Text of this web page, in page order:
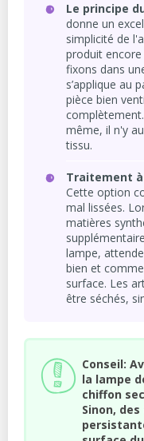
Le principe
donne un
simplicité de
produit
fixons dans
s’applique au
pièce bien
même, il n'y
tissu.
Traitement à
Cette option
mal lissées.
matières
lampe,
bien et
surface. Les
être séchés,
Conseil:
la lampe
chiffon
Sinon,